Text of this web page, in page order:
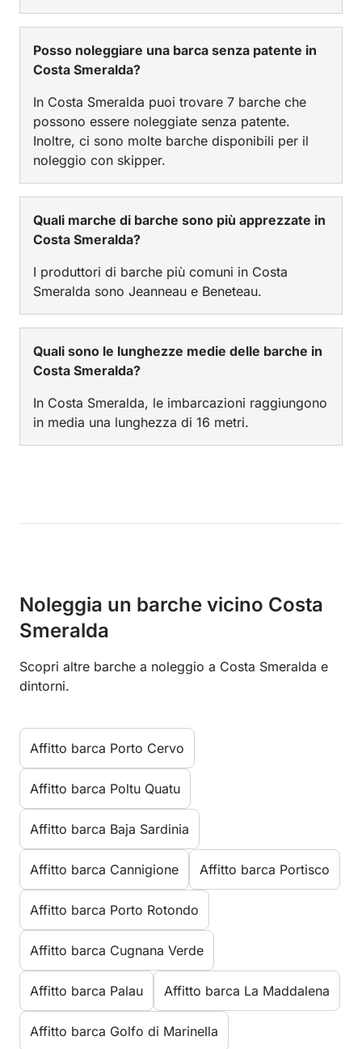
Posso noleggiare una barca senza patente in
Costa Smeralda?
In Costa Smeralda puoi trovare 7 barche che
possono essere noleggiate senza patente.
Inoltre, ci sono molte barche disponibili per il
noleggio con skipper.
Quali marche di barche sono più apprezzate in
Costa Smeralda?
I produttori di barche più comuni in Costa
Smeralda sono Jeanneau e Beneteau.
Quali sono le lunghezze medie delle barche in
Costa Smeralda?
In Costa Smeralda, le imbarcazioni raggiungono
in media una lunghezza di 16 metri.
Noleggia un barche vicino Costa
Smeralda
Scopri altre barche a noleggio a Costa Smeralda e
dintorni.
Affitto barca Porto Cervo
Affitto barca Poltu Quatu
Affitto barca Baja Sardinia
Affitto barca Cannigione Affitto barca Portisco
Affitto barca Porto Rotondo
Affitto barca Cugnana Verde
Affitto barca Palau Affitto barca La Maddalena
Affitto barca Golfo di Marinella